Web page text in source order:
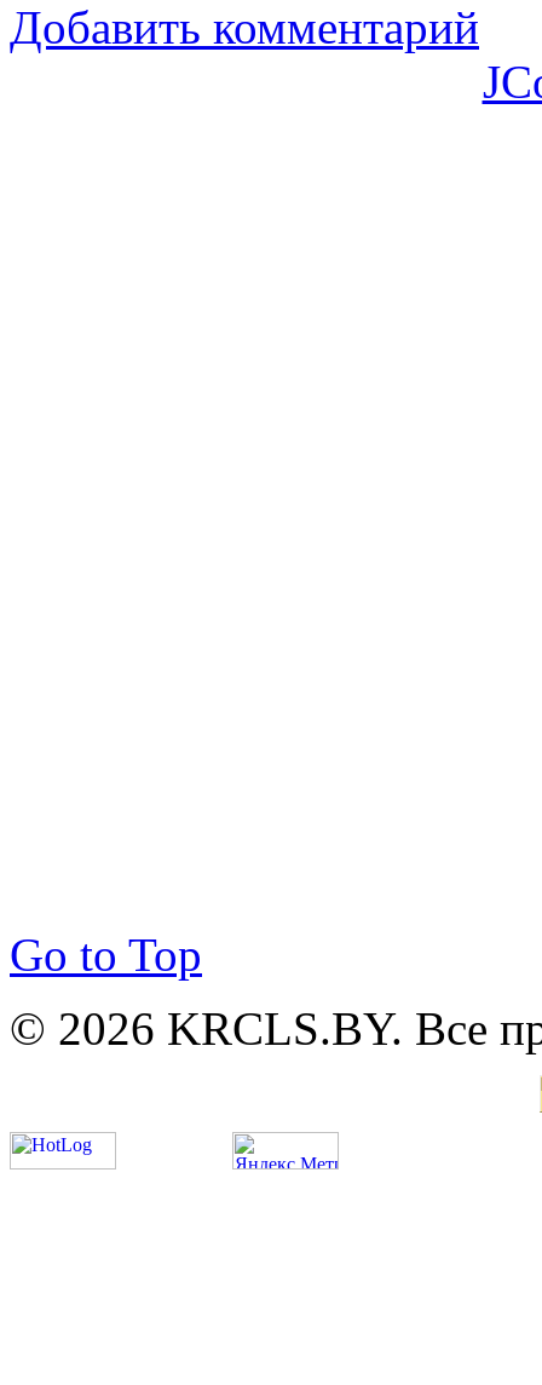
Добавить комментарий
Go to Top
© 2026 KRCLS.BY. Все